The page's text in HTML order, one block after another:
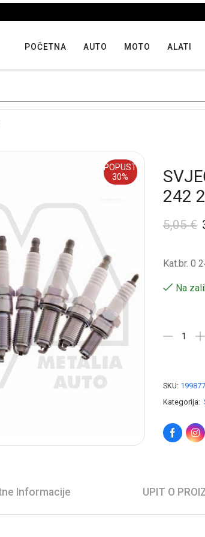
Iskoristite
POČETNA AUTO MOTO ALATI
POPUST
30%
242
5,05€
Kat.br. 0
Na
SKU: 199877
Kategorija:
Informacije UPIT O